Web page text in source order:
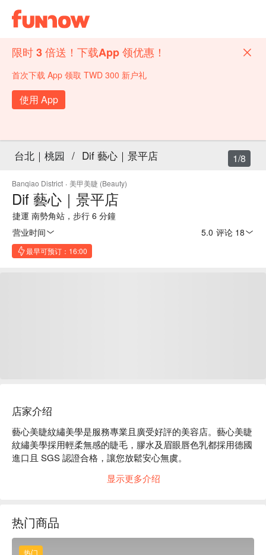
限时 3 倍送！下载App 领优惠！
首次下载 App 领取 TWD 300 新户礼
使用 App
台北｜桃园 / Dif 藝心｜景平店
Banqiao District · 美甲美睫 (Beauty)
Dif 藝心｜景平店
捷運 南勢角站，步行 6 分鐘
营业时间
5.0 评论 18
最早可预订：16:00
1/8
店家介绍
藝心美睫紋繡美學是服務專業且廣受好評的美容店。藝心美睫
紋繡美學採用輕柔無感的睫毛，膠水及眉眼唇色乳都採用德國
進口且 SGS 認證合格，讓您放鬆安心無虞。
藝心美睫紋繡美學服務：霧眉、野生眉、山茶花美睫等服務。
眉和野生眉，以及美睫，讓您五官更加立體有型。
藝心美睫紋繡美學預約、藝心美睫紋繡美學價格立刻查看⬇︎
显示更多介绍
热门商品
热门